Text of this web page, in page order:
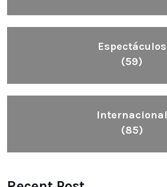
Espectáculos
(59)
Internacional
(85)